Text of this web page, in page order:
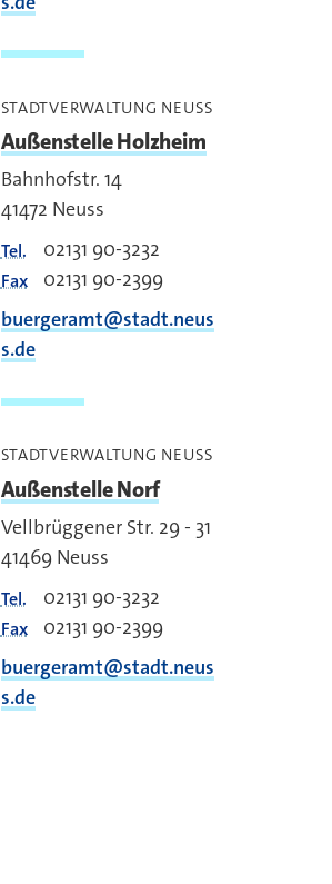
STADTVERWALTUNG NEUSS
Außenstelle Holzheim
Bahnhofstr. 14
41472 Neuss
Tel. 02131 90-3232
Fax
02131 90-2399
buergeramt@stadt.neus
s.de
STADTVERWALTUNG NEUSS
Außenstelle Norf
Vellbrüggener Str. 29 - 31
41469 Neuss
Tel. 02131 90-3232
Fax
02131 90-2399
buergeramt@stadt.neus
s.de